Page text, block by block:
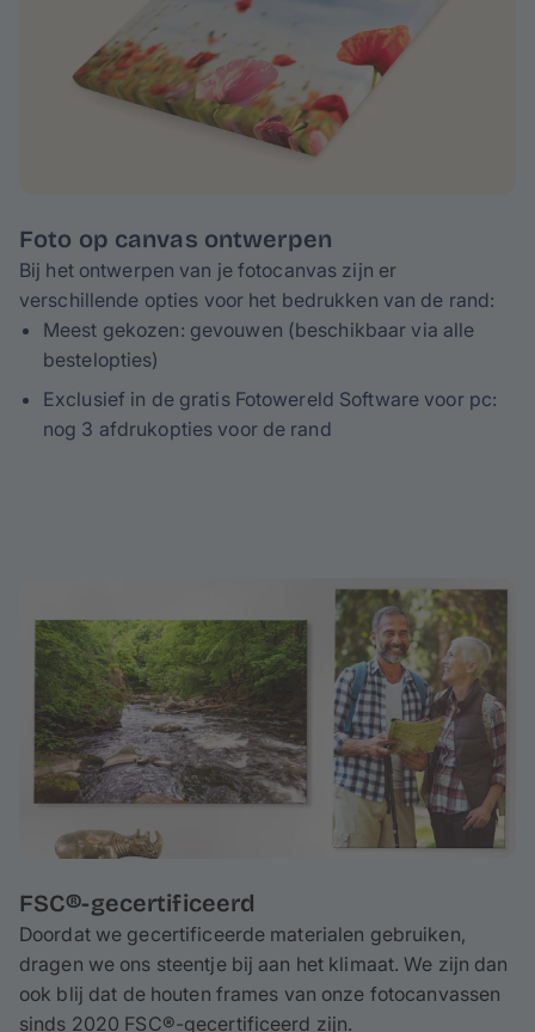
Foto op canvas ontwerpen
Bij het ontwerpen van je fotocanvas zijn er
verschillende opties voor het bedrukken van de rand:
Meest gekozen: gevouwen (beschikbaar via alle
bestelopties)
Exclusief in de gratis Fotowereld Software voor pc:
nog 3 afdrukopties voor de rand
FSC®-gecertificeerd
Doordat we gecertificeerde materialen gebruiken,
dragen we ons steentje bij aan het klimaat. We zijn dan
ook blij dat de houten frames van onze fotocanvassen
sinds 2020 FSC®-gecertificeerd zijn.